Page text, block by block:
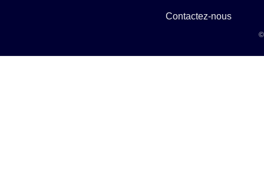
Contactez-nous
©